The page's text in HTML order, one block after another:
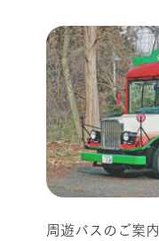
周遊バスのご案内